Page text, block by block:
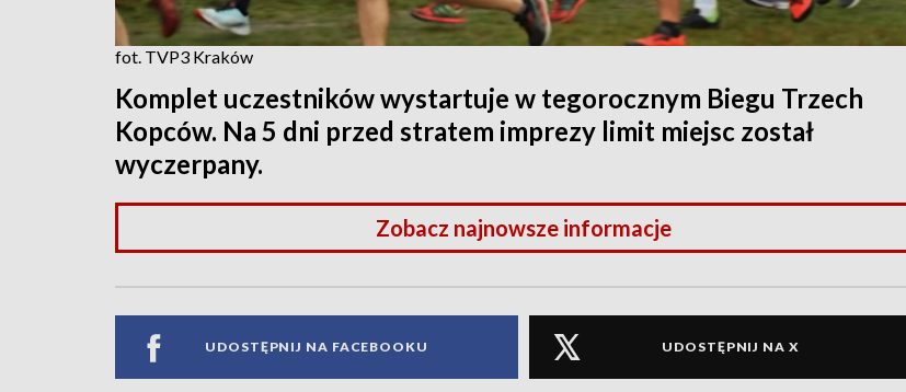
fot. TVP3 Kraków
Komplet uczestników wystartuje w tegorocznym Biegu Trzech
Kopców. Na 5 dni przed stratem imprezy limit miejsc został
wyczerpany.
Zobacz najnowsze informacje
UDOSTĘPNIJ NA FACEBOOKU UDOSTĘPNIJ NA X